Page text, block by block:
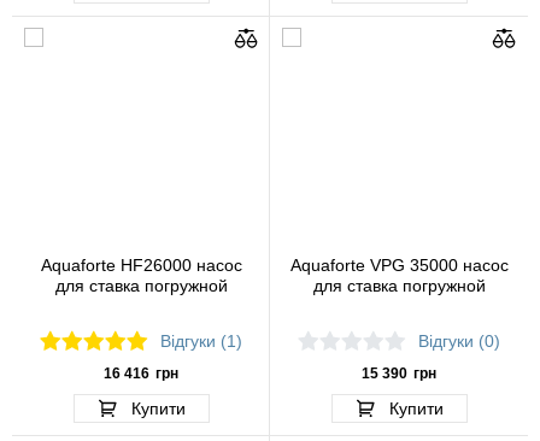
Aquaforte HF26000 насос
для ставка погружной
Відгуки (1)
16 416 грн
Купити
Aquaforte VPG 35000 насос
для ставка погружной
Відгуки (0)
15 390 грн
Купити